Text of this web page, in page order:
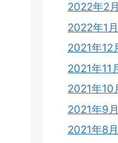
2022年2月
2022年1月
2021年12
2021年11
2021年10
2021年9月
2021年8月